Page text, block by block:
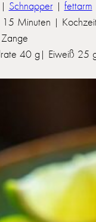
| Schnapper| fettarm
Minuten |
40 g| Eiweiß 25